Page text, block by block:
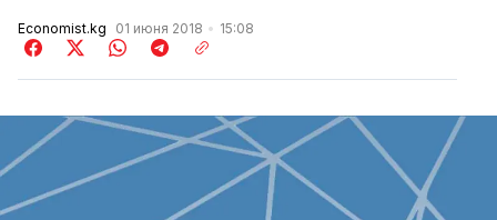
Economist.kg 01 июня 2018 15:08